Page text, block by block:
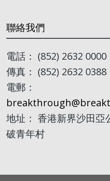
聯絡我們
電話： (852) 2632 0000
傳真： (852) 2632 0388
電郵：
地址： 香港新界沙田亞
破青年村